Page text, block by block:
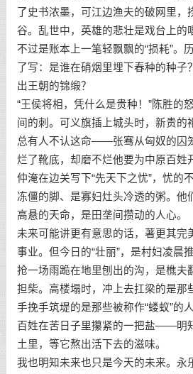
了史书浓墨，可江边渔夫的破网里，
谷。乱世中，英雄的悲壮是戏台上的
不过是账本上一笔轻飘飘的“损耗”。
了写：是谁在硝烟里埋下春种的种子
出王朝的锦缎？
“王侯将相，凭什么是贵种！”陈胜的
间的刺。可义旗插上城头时，新贵的
总有人不认这命——张骞从匈奴的囚
烂了靴底，却磨不烂他要为中原百姓
仲淹在边关写下“先天下之忧”，忧的
冻僵的脚、是寡妇灶头冷透的粥。他
高悬的天命，是田垄间攒动的人心。
未来可能讲更有意思的话，著更其完
事业。但今日的“壮丽”，是村妇凌晨
抢一场雨跪在地里刨出的沟，是樵夫
担柴。高楼塌时，冲上去扛梁的是那
手挽手筑堤的是那些被称作“蝼蚁”的
百姓在苦日子里攥紧的一把盐——明
土里，等它熬出活下去的滋味。
我也明知未来也只是今天的未来。永